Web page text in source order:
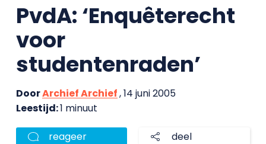
PvdA: ‘Enquêterecht
voor
studentenraden’
DoorArchief Archief, 14 juni 2005
Leestijd:1 minuut
reageer deel